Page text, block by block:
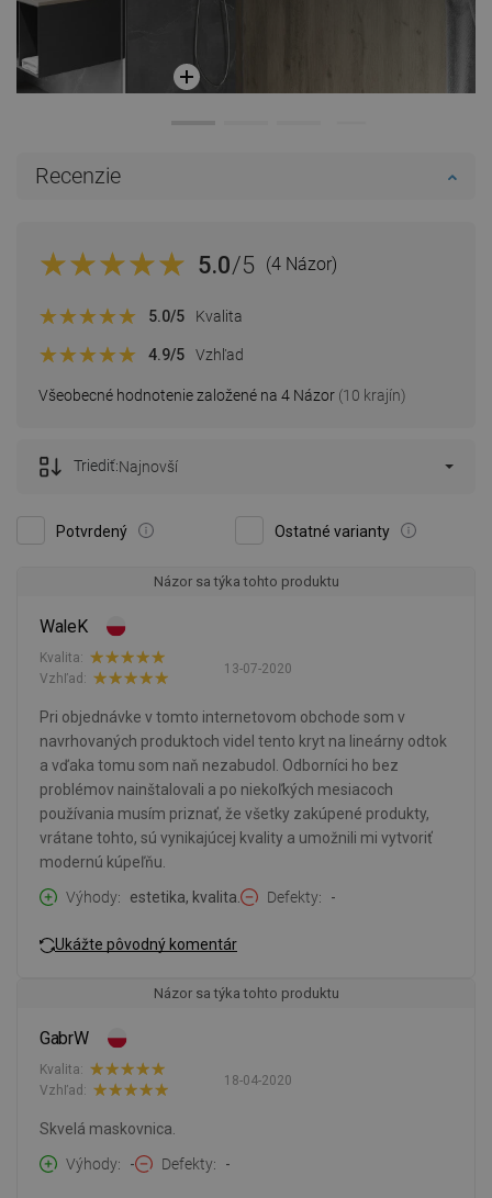
Recenzie
5.0/5 (4 Názor)
Všeobecné hodnotenie založené na 4 Názor (10 krajín)
5.0/5 Kvalita
4.9/5 Vzhľad
Potvrdený Ostatné varianty
Triediť:Najnovší
Názor sa týka tohto produktu
WaleK
13-07-2020
Kvalita:
Vzhľad:
Pri objednávke v tomto internetovom obchode som v
navrhovaných produktoch videl tento kryt na lineárny odtok
a vďaka tomu som naň nezabudol. Odborníci ho bez
problémov nainštalovali a po niekoľkých mesiacoch
používania musím priznať, že všetky zakúpené produkty,
vrátane tohto, sú vynikajúcej kvality a umožnili mi vytvoriť
modernú kúpeľňu.
Výhody
estetika, kvalita. Defekty -
Ukážte pôvodný komentár
Názor sa týka tohto produktu
GabrW
18-04-2020
Kvalita:
Vzhľad:
Skvelá maskovnica.
Výhody
- Defekty -